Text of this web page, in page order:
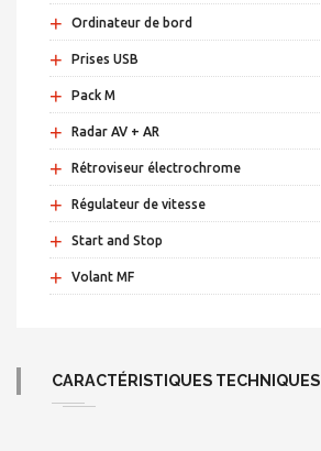
+ Ordinateur de bord
+ Prises USB
+ Pack M
+ Radar AV + AR
+ Rétroviseur électrochrome
+ Régulateur de vitesse
+ Start and Stop
+ Volant MF
CARACTÉRISTIQUES TECHNIQUES